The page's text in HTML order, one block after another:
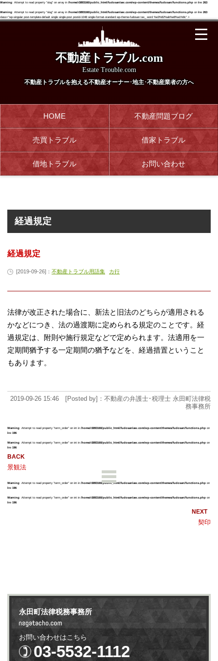
Warning: Attempt to read property "slug" on array in /home/r3893160/public_html/fudosanlaw.com/wp-content/themes/fudosan/functions.php on line 263
Warning: Attempt to read property "slug" on array in /home/r3893160/public_html/fudosanlaw.com/wp-content/themes/fudosan/functions.php on line 263
class="wp-singular post-template-default single single-post postid-1048 single-format-standard wp-theme-fudosan tax_ word %e3%82%ab%e8%a1%8c" >
不動産トラブル.com
Estate Trouble.com
不動産トラブルを抱える不動産オーナー･地主･不動産業者の方へ
HOME 不動産問題ブログ
売買トラブル 借家トラブル
借地トラブル お問い合わせ
経過規定
経過規定
[2019-09-26]： 不動産トラブル用語集 カ行
法律が改正された場合に、新法と旧法のどちらが適用される
かなどにつき、法の過渡期に定められる規定のことです。経
過規定は、附則や施行規定などで定められます。法適用を一
定期間猶予する一定期間の猶予などを、経過措置ということ
もあります。
2019-09-26 15:46 [Posted by]：不動産の弁護士･税理士 永田町法律税
務事務所
Warning: Attempt to read property "term_order" on int in /home/r3893160/public_html/fudosanlaw.com/wp-content/themes/fudosan/functions.php on
line 196
Warning: Attempt to read property "term_order" on int in /home/r3893160/public_html/fudosanlaw.com/wp-content/themes/fudosan/functions.php on
line 196
景観法
Warning: Attempt to read property "term_order" on int in /home/r3893160/public_html/fudosanlaw.com/wp-content/themes/fudosan/functions.php on
line 196
Warning: Attempt to read property "term_order" on int in /home/r3893160/public_html/fudosanlaw.com/wp-content/themes/fudosan/functions.php on
line 196
契印
永田町法律税務事務所
お問い合わせはこちら
03-5532-1112